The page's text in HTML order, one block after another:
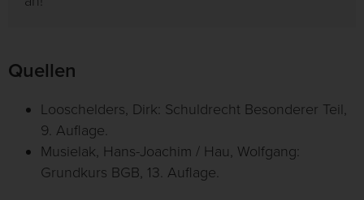
Quellen
Looschelders, Dirk: Schuldrecht Besonderer Teil,
9. Auflage.
Musielak, Hans-Joachim / Hau, Wolfgang:
Grundkurs BGB, 13. Auflage.